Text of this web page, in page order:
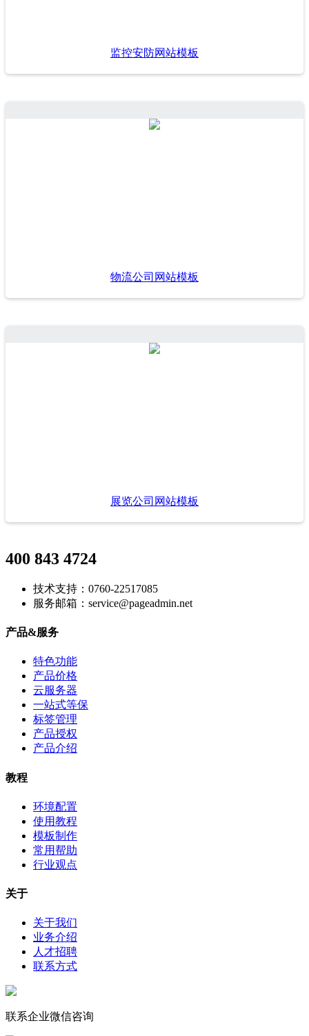
监控安防网站模板
物流公司网站模板
展览公司网站模板
400 843 4724
技术支持：0760-22517085
服务邮箱：service@pageadmin.net
产品&服务
特色功能
产品价格
云服务器
一站式等保
标签管理
产品授权
产品介绍
教程
环境配置
使用教程
模板制作
常用帮助
行业观点
关于
关于我们
业务介绍
人才招聘
联系方式
联系企业微信咨询